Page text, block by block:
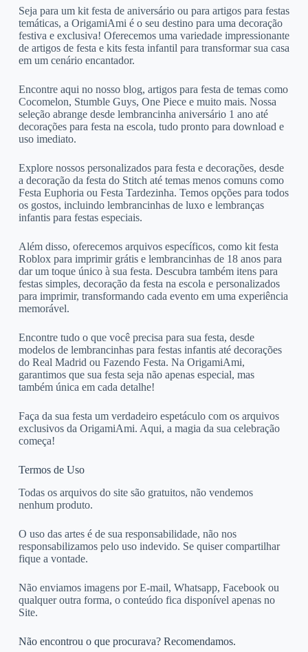
Seja para um kit festa de aniversário ou para artigos para festas
temáticas, a OrigamiAmi é o seu destino para uma decoração
festiva e exclusiva! Oferecemos uma variedade impressionante
de artigos de festa e kits festa infantil para transformar sua casa
em um cenário encantador.
Encontre aqui no nosso blog, artigos para festa de temas como
Cocomelon, Stumble Guys, One Piece e muito mais. Nossa
seleção abrange desde lembrancinha aniversário 1 ano até
decorações para festa na escola, tudo pronto para download e
uso imediato.
Explore nossos personalizados para festa e decorações, desde
a decoração da festa do Stitch até temas menos comuns como
Festa Euphoria ou Festa Tardezinha. Temos opções para todos
os gostos, incluindo lembrancinhas de luxo e lembranças
infantis para festas especiais.
Além disso, oferecemos arquivos específicos, como kit festa
Roblox para imprimir grátis e lembrancinhas de 18 anos para
dar um toque único à sua festa. Descubra também itens para
festas simples, decoração da festa na escola e personalizados
para imprimir, transformando cada evento em uma experiência
memorável.
Encontre tudo o que você precisa para sua festa, desde
modelos de lembrancinhas para festas infantis até decorações
do Real Madrid ou Fazendo Festa. Na OrigamiAmi,
garantimos que sua festa seja não apenas especial, mas
também única em cada detalhe!
Faça da sua festa um verdadeiro espetáculo com os arquivos
exclusivos da OrigamiAmi. Aqui, a magia da sua celebração
começa!
Termos de Uso
Todas os arquivos do site são gratuitos, não vendemos
nenhum produto.
O uso das artes é de sua responsabilidade, não nos
responsabilizamos pelo uso indevido. Se quiser compartilhar
fique a vontade.
Não enviamos imagens por E-mail, Whatsapp, Facebook ou
qualquer outra forma, o conteúdo fica disponível apenas no
Site.
Não encontrou o que procurava? Recomendamos.